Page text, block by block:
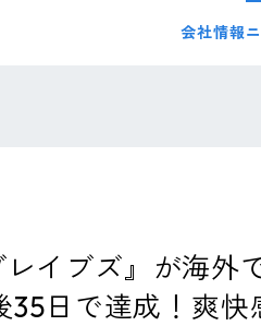
会社情報
イブズ』が海外
日で達成！爽